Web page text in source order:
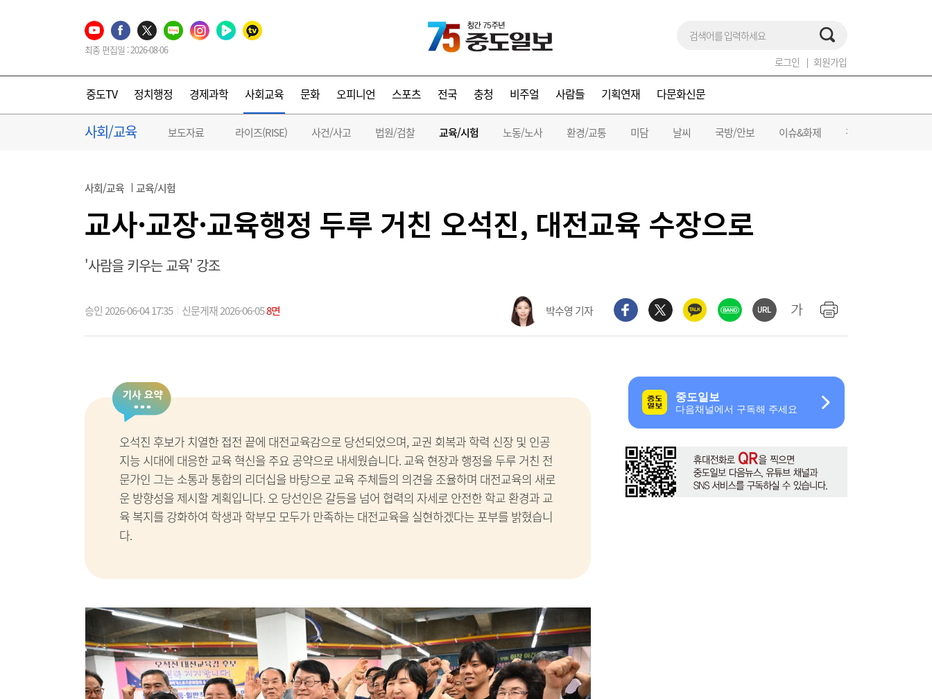
최종 편집일 : 2026-08-06
로그인 회원가입
중도TV 정치행정 경제과학 사회교육 문화 오피니언 스포츠 전국 충청 비주얼 사람들 기획연재 다문화신문
사회/교육 보도자료 라이즈(RISE) 사건/사고 법원/검찰 교육/시험 노동/노사 환경/교통 미담 날씨 국방/안보 이슈&화제 건강/의료
사회/교육 교육/시험
교사·교장·교육행정 두루 거친 오석진, 대전교육 수장으로
'사람을 키우는 교육' 강조
승인 2026-06-04 17:35 신문게재 2026-06-058면 박수영 기자
오석진 후보가 치열한 접전 끝에 대전교육감으로 당선되었으며, 교권 회복과 학력 신장 및 인공
지능 시대에 대응한 교육 혁신을 주요 공약으로 내세웠습니다. 교육 현장과 행정을 두루 거친 전
문가인 그는 소통과 통합의 리더십을 바탕으로 교육 주체들의 의견을 조율하며 대전교육의 새로
운 방향성을 제시할 계획입니다. 오 당선인은 갈등을 넘어 협력의 자세로 안전한 학교 환경과 교
육 복지를 강화하여 학생과 학부모 모두가 만족하는 대전교육을 실현하겠다는 포부를 밝혔습니
다.